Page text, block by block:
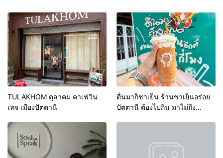
TULAKHOM ตุลาคม คาเฟ่วิน
เทจ เมืองปัตตานี
ตื่นมาก็ชาเย็น ร้านชาเย็นอร่อย
ปัตตานี ต้องไปกิน มาไม่ถึง